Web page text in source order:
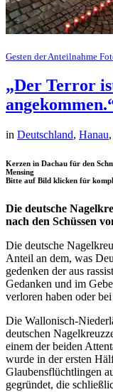
Gesten der Anteilnahme
„Der Terror
in Deutschland, Hanau,
Kerzen in Dachau für den
Mensing
Bitte auf Bild klicken für
Die deutsche
nach den Schüssen
Die deutsche
Anteil an dem, was
gedenken der aus
Gedanken und im
verloren haben oder
Die Wallonisch-
deutschen
einem der beiden
wurde in der ersten
Glaubensflüchtlingen
gegründet, die